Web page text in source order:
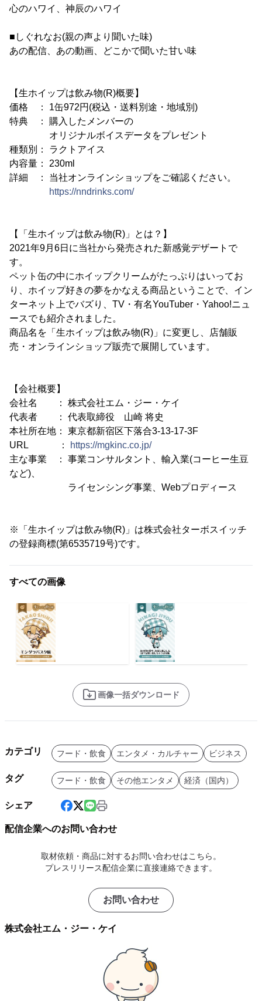
心のハワイ、神辰のハワイ
■しぐれなお(親の声より聞いた味)
あの配信、あの動画、どこかで聞いた甘い味
【生ホイップは飲み物(R)概要】
価格 ： 1缶972円(税込・送料別途・地域別)
特典 ： 購入したメンバーの
オリジナルボイスデータをプレゼント
種類別： ラクトアイス
内容量： 230ml
詳細 ： 当社オンラインショップをご確認ください。
https://nndrinks.com/
【「生ホイップは飲み物(R)」とは？】
2021年9月6日に当社から発売された新感覚デザートで
す。
ペット缶の中にホイップクリームがたっぷりはいってお
り、ホイップ好きの夢をかなえる商品ということで、イン
ターネット上でバズり、TV・有名YouTuber・Yahoo!ニュ
ースでも紹介されました。
商品名を「生ホイップは飲み物(R)」に変更し、店舗販
売・オンラインショップ販売で展開しています。
【会社概要】
会社名 ： 株式会社エム・ジー・ケイ
代表者 ： 代表取締役 山崎 将史
本社所在地： 東京都新宿区下落合3-13-17-3F
URL ：
https://mgkinc.co.jp/
主な事業 ： 事業コンサルタント、輸入業(コーヒー生豆
など)、
ライセンシング事業、Webプロディース
※「生ホイップは飲み物(R)」は株式会社ターボスイッチ
の登録商標(第6535719号)です。
すべての画像
画像一括ダウンロード
カテゴリ フード・飲食 エンタメ・カルチャー ビジネス
タグ フード・飲食 その他エンタメ 経済（国内）
シェア
配信企業へのお問い合わせ
取材依頼・商品に対するお問い合わせはこちら。
プレスリリース配信企業に直接連絡できます。
お問い合わせ
株式会社エム・ジー・ケイ